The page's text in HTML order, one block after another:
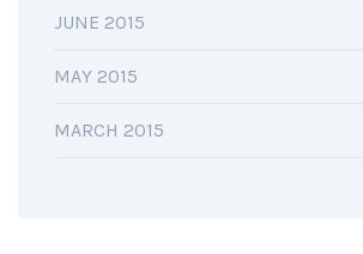
JUNE 2015
MAY 2015
MARCH 2015